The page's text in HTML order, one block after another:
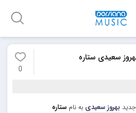
سعیدی ستاره
0
بهروز سعیدی به نامستاره